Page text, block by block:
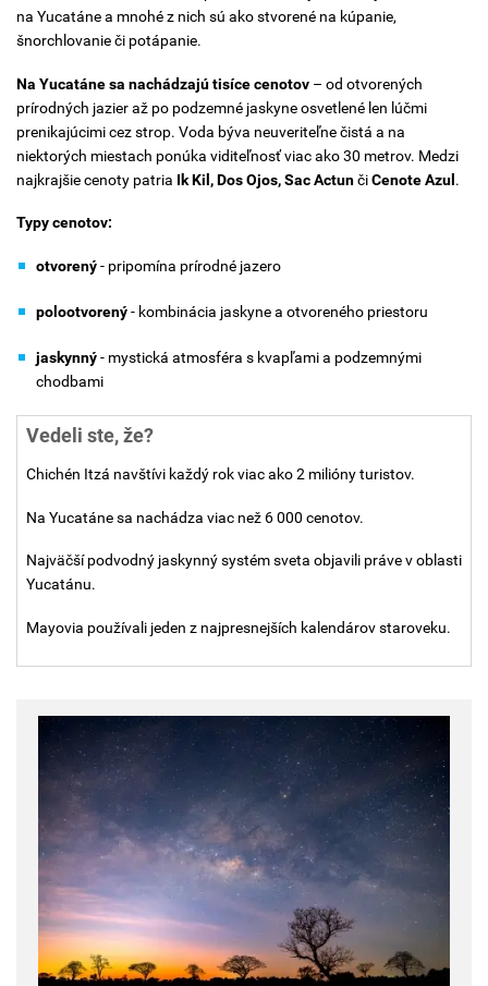
na Yucatáne a mnohé z nich sú ako stvorené na kúpanie,
šnorchlovanie či potápanie.
Na Yucatáne sa nachádzajú tisíce cenotov – od otvorených
prírodných jazier až po podzemné jaskyne osvetlené len lúčmi
prenikajúcimi cez strop. Voda býva neuveriteľne čistá a na
niektorých miestach ponúka viditeľnosť viac ako 30 metrov. Medzi
najkrajšie cenoty patria Ik Kil, Dos Ojos, Sac ActunčiCenote Azul .
Typy cenotov:
otvorený- pripomína prírodné jazero
polootvorený- kombinácia jaskyne a otvoreného priestoru
jaskynný- mystická atmosféra s kvapľami a podzemnými
chodbami
Vedeli ste, že?
Chichén Itzá navštívi každý rok viac ako 2 milióny turistov.
Na Yucatáne sa nachádza viac než 6 000 cenotov.
Najväčší podvodný jaskynný systém sveta objavili práve v oblasti
Yucatánu.
Mayovia používali jeden z najpresnejších kalendárov staroveku.